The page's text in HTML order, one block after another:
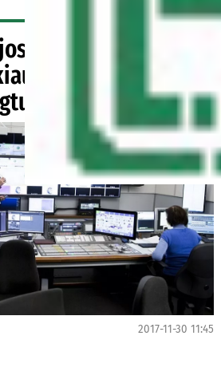
režisierius J.
mano darbe –
2017-11-30 11:45